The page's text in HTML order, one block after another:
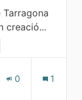
creació...
i
0 1